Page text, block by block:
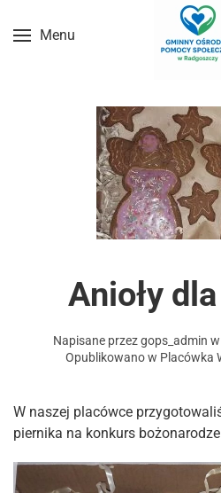
Przejdź do treści głównej
Menu
Anioły
Napisane przezgops_admin
Opublikowano w Placówka
W naszej placówce
piernika na konkurs